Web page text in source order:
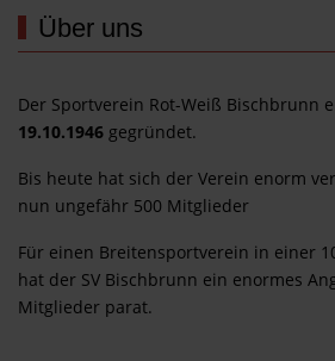
Über uns
Der Sportverein Rot-Weiß Bischbrunn
19.10.1946 gegründet.
Bis heute hat sich der Verein enorm
nun ungefähr 500 Mitglieder
Für einen Breitensportverein in einer
hat der SV Bischbrunn ein enormes
Mitglieder parat.